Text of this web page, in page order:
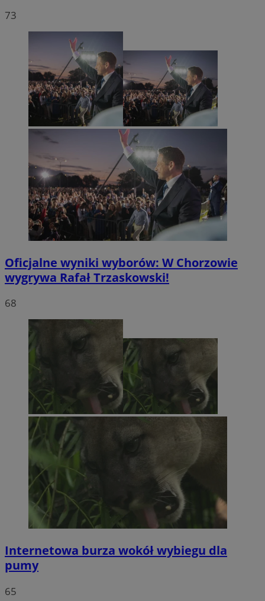
73
Oficjalne wyniki wyborów: W Chorzowie
wygrywa Rafał Trzaskowski!
68
Internetowa burza wokół wybiegu dla
pumy
65